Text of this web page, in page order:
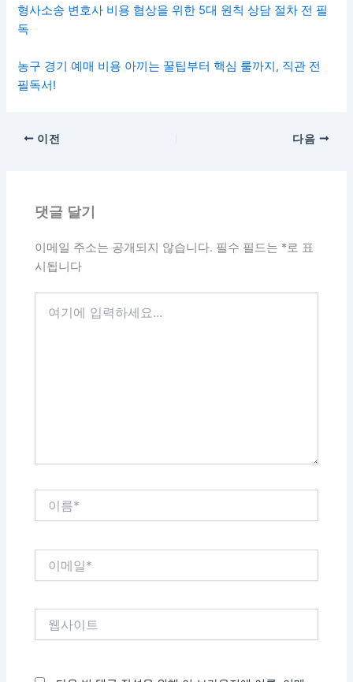
형사소송 변호사 비용 협상을 위한 5대 원칙 상담 절차 전 필
독
농구 경기 예매 비용 아끼는 꿀팁부터 핵심 룰까지, 직관 전
필독서!
이전 다음
댓글 달기
이메일 주소는 공개되지 않습니다. 필수 필드는 *로 표
시됩니다